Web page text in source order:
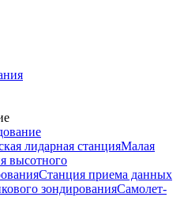
лидарная станцияМалая
высотного
Станция приема данных
зондированияСамолет-